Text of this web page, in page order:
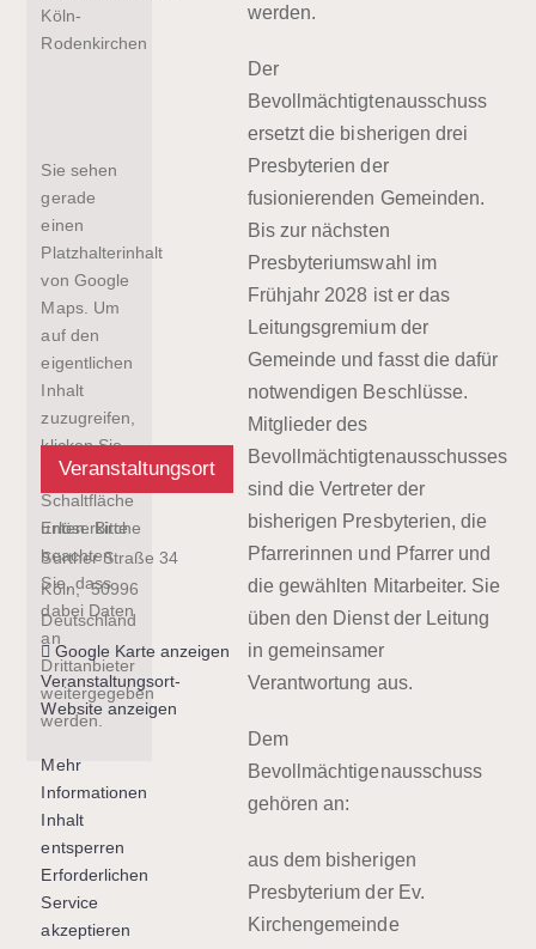
werden.
Der
Bevollmächtigtenausschuss
ersetzt die bisherigen drei
Presbyterien der
fusionierenden Gemeinden.
Bis zur nächsten
Presbyteriumswahl im
Frühjahr 2028 ist er das
Leitungsgremium der
Gemeinde und fasst die dafür
notwendigen Beschlüsse.
Mitglieder des
Bevollmächtigtenausschusses
sind die Vertreter der
bisherigen Presbyterien, die
Pfarrerinnen und Pfarrer und
die gewählten Mitarbeiter. Sie
üben den Dienst der Leitung
in gemeinsamer
Verantwortung aus.
Dem
Bevollmächtigenausschuss
gehören an:
aus dem bisherigen
Presbyterium der Ev.
Kirchengemeinde
Köln-
Rodenkirchen
Veranstaltungsort
Erlöserkirche
Sürther Straße 34
Köln,
50996
Deutschland
Google Karte anzeigen
Veranstaltungsort-
Website anzeigen
Sie sehen
gerade
einen
Platzhalterinhalt
von Google
Maps. Um
auf den
eigentlichen
Inhalt
zuzugreifen,
klicken Sie
auf die
Schaltfläche
unten. Bitte
beachten
Sie, dass
dabei Daten
an
Drittanbieter
weitergegeben
werden.
Mehr
Informationen
Inhalt
entsperren
Erforderlichen
Service
akzeptieren